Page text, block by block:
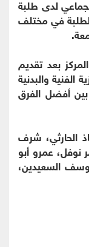
لدى طلبة
في مختلف
بعد تقديم
والبدنية
بين أفضل الفرق
الحارثي، شرف
نوفل، عمرو أبو
السعيدين،